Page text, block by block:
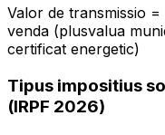
Valor de transmissio
venda (plusvalua
certificat energetic)
Tipus impositius
(IRPF 2026)